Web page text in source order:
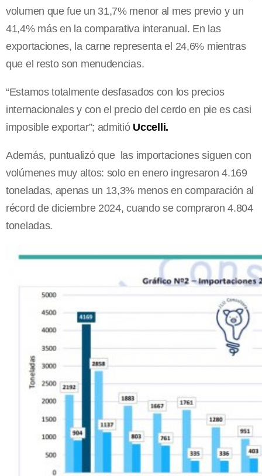
volumen que fue un 31,7% menor al mes previo y un
41,4% más en la comparativa interanual. En las
exportaciones, la carne representa el 24,6% mientras
que el resto son menudencias.
“Estamos totalmente desfasados con los precios
internacionales y con el precio del cerdo en pie es casi
imposible exportar”; admitió Uccelli.
Además, puntualizó que las importaciones siguen con
volúmenes muy altos: solo en enero ingresaron 4.169
toneladas, apenas un 13,3% menos en comparación al
récord de diciembre 2024, cuando se compraron 4.804
toneladas.